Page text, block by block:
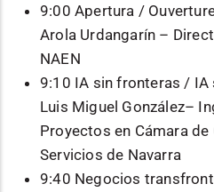
9:00 Apertura /
Arola Urdangarín –
NAEN
9:10 IA sin fronteras / IA
Luis Miguel González–
Proyectos en Cámara
Servicios de Navarra
9:40 Negocios